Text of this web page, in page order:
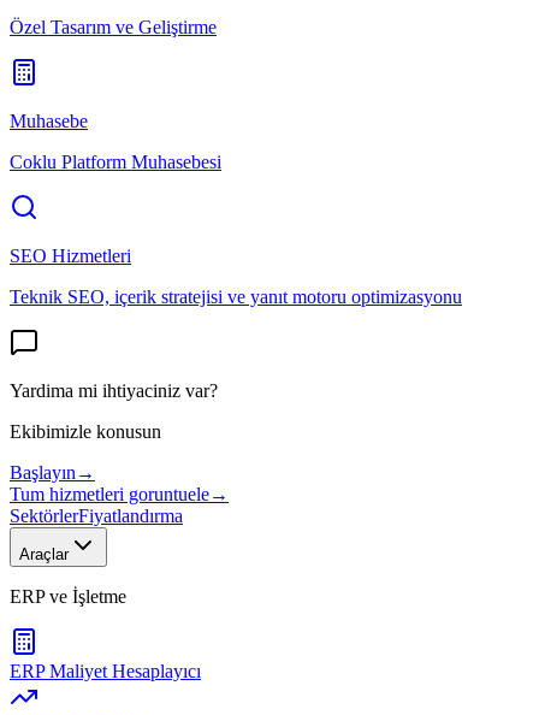
Özel Tasarım ve Geliştirme
Muhasebe
Coklu Platform Muhasebesi
SEO Hizmetleri
Teknik SEO, içerik stratejisi ve yanıt motoru optimizasyonu
Yardima mi ihtiyaciniz var?
Ekibimizle konusun
Başlayın →
Tum hizmetleri goruntuele→
SektörlerFiyatlandırma
Araçlar
ERP ve İşletme
ERP Maliyet Hesaplayıcı